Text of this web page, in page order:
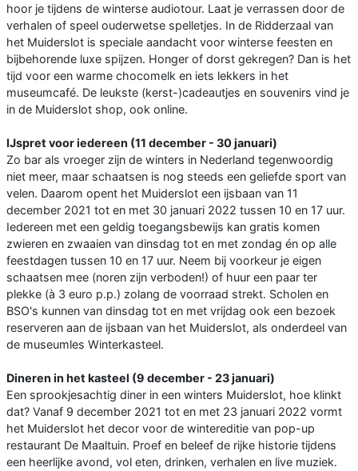
hoor je tijdens de winterse audiotour. Laat je verrassen door de
verhalen of speel ouderwetse spelletjes. In de Ridderzaal van
het Muiderslot is speciale aandacht voor winterse feesten en
bijbehorende luxe spijzen. Honger of dorst gekregen? Dan is het
tijd voor een warme chocomelk en iets lekkers in het
museumcafé. De leukste (kerst-)cadeautjes en souvenirs vind je
in de Muiderslot shop, ook online.
IJspret voor iedereen (11 december - 30 januari)
Zo bar als vroeger zijn de winters in Nederland tegenwoordig
niet meer, maar schaatsen is nog steeds een geliefde sport van
velen. Daarom opent het Muiderslot een ijsbaan van 11
december 2021 tot en met 30 januari 2022 tussen 10 en 17 uur.
Iedereen met een geldig toegangsbewijs kan gratis komen
zwieren en zwaaien van dinsdag tot en met zondag én op alle
feestdagen tussen 10 en 17 uur. Neem bij voorkeur je eigen
schaatsen mee (noren zijn verboden!) of huur een paar ter
plekke (à 3 euro p.p.) zolang de voorraad strekt. Scholen en
BSO's kunnen van dinsdag tot en met vrijdag ook een bezoek
reserveren aan de ijsbaan van het Muiderslot, als onderdeel van
de museumles Winterkasteel.
Dineren in het kasteel (9 december - 23 januari)
Een sprookjesachtig diner in een winters Muiderslot, hoe klinkt
dat? Vanaf 9 december 2021 tot en met 23 januari 2022 vormt
het Muiderslot het decor voor de wintereditie van pop-up
restaurant De Maaltuin. Proef en beleef de rijke historie tijdens
een heerlijke avond, vol eten, drinken, verhalen en live muziek.